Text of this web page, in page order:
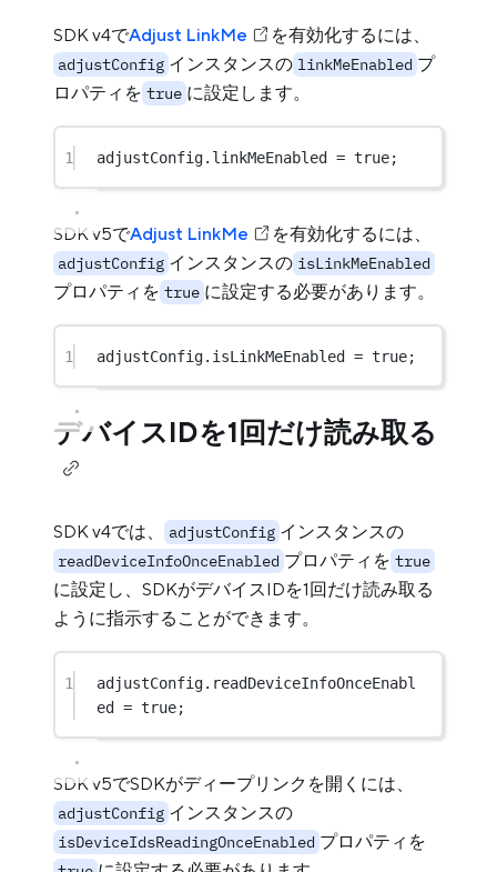
SDK v4でAdjust LinkMe を有効化するには、
adjustConfig インスタンスの linkMeEnabled プ
ロパティを true に設定します。
1 adjustConfig.linkMeEnabled = true;
SDK v5でAdjust LinkMe を有効化するには、
adjustConfig インスタンスの isLinkMeEnabled
プロパティを true に設定する必要があります。
1 adjustConfig.isLinkMeEnabled = true;
デバイスIDを1回だけ読み取る
SDK v4では、 adjustConfig インスタンスの
readDeviceInfoOnceEnabled プロパティを true
に設定し、SDKがデバイスIDを1回だけ読み取る
ように指示することができます。
1
adjustConfig.readDeviceInfoOnceEnabl
ed = true;
SDK v5でSDKがディープリンクを開くには、
adjustConfig インスタンスの
isDeviceIdsReadingOnceEnabled プロパティを